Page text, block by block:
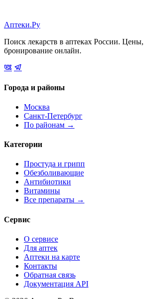
Аптеки.Ру
Поиск лекарств в аптеках России.
бронирование онлайн.
Города и районы
Москва
Санкт-Петербург
По районам →
Категории
Простуда и грипп
Обезболивающие
Антибиотики
Витамины
Все препараты →
Сервис
О сервисе
Для аптек
Аптеки на карте
Контакты
Обратная связь
Документация API